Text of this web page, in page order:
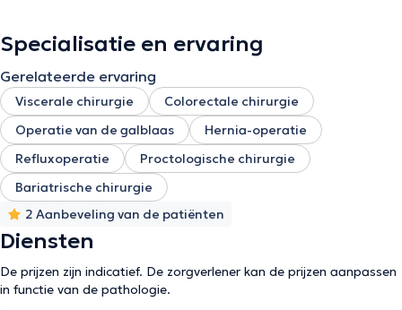
Specialisatie en ervaring
Gerelateerde ervaring
Viscerale chirurgie
Colorectale chirurgie
Operatie van de galblaas
Hernia-operatie
Refluxoperatie
Proctologische chirurgie
Bariatrische chirurgie
2 Aanbeveling van de patiënten
Diensten
De prijzen zijn indicatief. De zorgverlener kan de prijzen aanpassen
in functie van de pathologie.